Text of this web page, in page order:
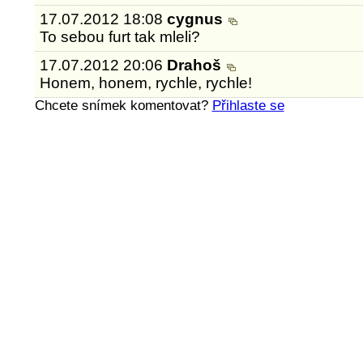
17.07.2012 18:08cygnus
To sebou furt tak mleli?
17.07.2012 20:06 Drahoš
Honem, honem, rychle, rychle!
Chcete snímek komentovat? Přihlaste se